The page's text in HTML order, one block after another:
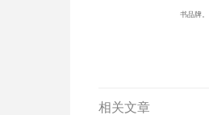
书品牌。
相关文章